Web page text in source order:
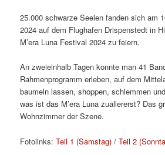
25.000 schwarze Seelen fanden sich am
2024 auf dem Flughafen Drispenstedt in
M’era Luna Festival 2024 zu feiern.
An zweieinhalb Tagen konnte man 41
Rahmenprogramm erleben, auf dem
baumeln lassen, shoppen, schlemmen
was ist das M’era Luna zuallererst? Das
Wohnzimmer der Szene.
Fotolinks:Teil 1 (Samstag) /Teil 2